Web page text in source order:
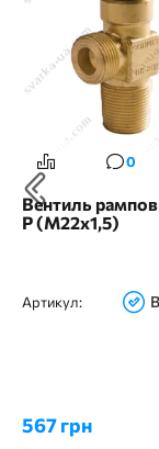
0
Вентиль
Р (M22x1,5)
Артикул:
567 грн